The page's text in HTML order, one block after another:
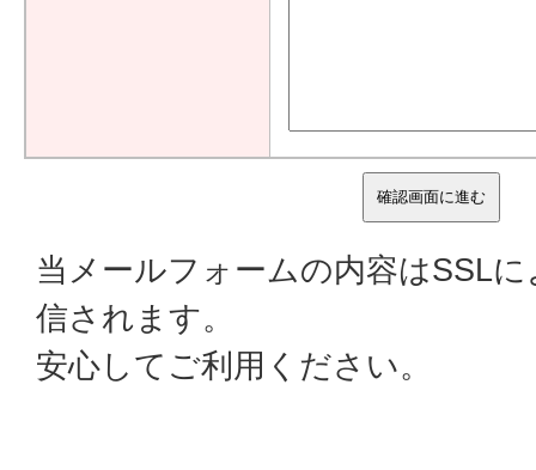
当メールフォームの内容はSSL
信されます。
安心してご利用ください。